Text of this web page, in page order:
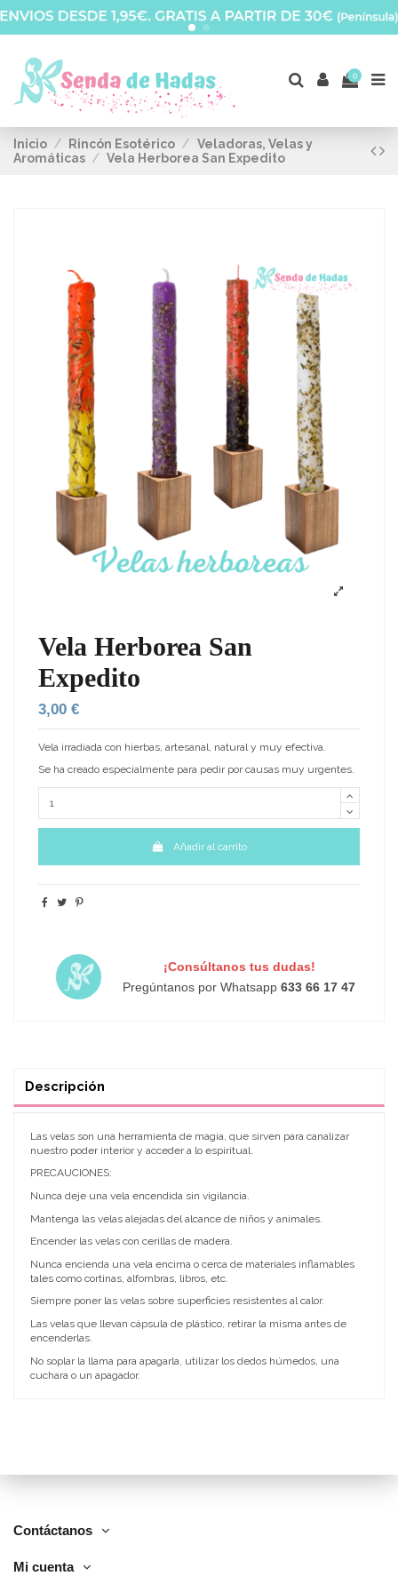
0
Inicio Rincón Esotérico
Veladoras, Velas y
Aromáticas
Vela Herborea San Expedito
Vela Herborea San
Expedito
3,00 €
Vela irradiada con hierbas, artesanal, natural y muy efectiva.
Se ha creado especialmente para pedir por causas muy urgentes.
Añadir al carrito
¡Consúltanos tus dudas!
Pregúntanos por Whatsapp633 66 17 47
Descripción
Las velas son una herramienta de magia, que sirven para canalizar
nuestro poder interior y acceder a lo espiritual.
PRECAUCIONES:
Nunca deje una vela encendida sin vigilancia.
Mantenga las velas alejadas del alcance de niños y animales.
Encender las velas con cerillas de madera.
Nunca encienda una vela encima o cerca de materiales inflamables
tales como cortinas, alfombras, libros, etc.
Siempre poner las velas sobre superficies resistentes al calor.
Las velas que llevan cápsula de plástico, retirar la misma antes de
encenderlas.
No soplar la llama para apagarla, utilizar los dedos húmedos, una
cuchara o un apagador.
Contáctanos
Mi cuenta